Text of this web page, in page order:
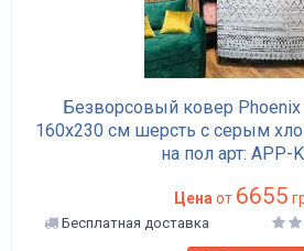
Безворсовый ковер Phoenix
160x230 см шерсть с серым
на пол арт: APP-
Цена от 6655
Бесплатная доставка